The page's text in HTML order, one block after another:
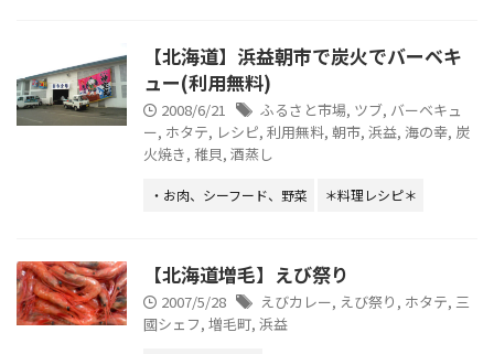
【北海道】浜益朝市で炭火でバーベキ
ュー(利用無料)
2008/6/21 ふるさと市場, ツブ, バーベキュ
ー, ホタテ, レシピ, 利用無料, 朝市, 浜益, 海の幸, 炭
火焼き, 稚貝, 酒蒸し
・お肉、シーフード、野菜 ＊料理レシピ＊
【北海道増毛】えび祭り
2007/5/28 えびカレー, えび祭り , ホタテ, 三
國シェフ, 増毛町, 浜益